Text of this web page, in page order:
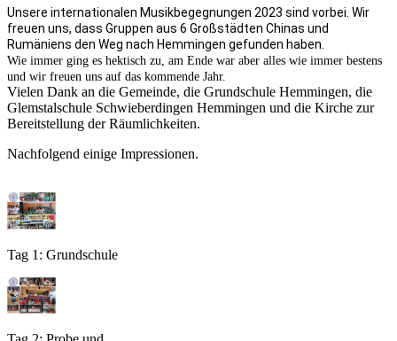
Unsere internationalen Musikbegegnungen 2023 sind vorbei. Wir
freuen uns, dass Gruppen aus 6 Großstädten Chinas und
Rumäniens den Weg nach Hemmingen gefunden haben.
Wie immer ging es hektisch zu, am Ende war aber alles wie immer bestens
und wir freuen uns auf das kommende Jahr.
Vielen Dank an die Gemeinde, die Grundschule Hemmingen, die
Glemstalschule Schwieberdingen Hemmingen und die Kirche zur
Bereitstellung der Räumlichkeiten.
Nachfolgend einige Impressionen.
Tag 1: Grundschule